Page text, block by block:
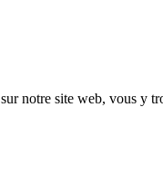
sur notre site web, vous y